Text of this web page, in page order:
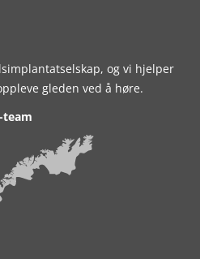
og vi hjelper
gleden ved å høre.
team